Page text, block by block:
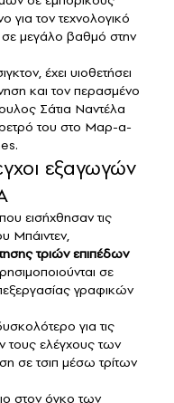
για τον τεχνολογικό
μεγάλο βαθμό στην
έχει υιοθετήσει
και τον περασμένο
Σάτια Ναντέλα
του στο Μαρ-α-
εξαγωγών
εισήχθησαν τις
Μπάιντεν,
τριών επιπέδων
σε
γραφικών
για τις
τους ελέγχους των
σε τσιπ μέσω τρίτων
στον όγκο των